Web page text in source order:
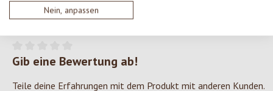
Nein, anpassen
0 von 0 Bewertungen
Durchschnittliche Bewertung von 0 von 5 Sternen
Gib eine Bewertung ab!
Teile deine Erfahrungen mit dem Produkt mit anderen Kunden.